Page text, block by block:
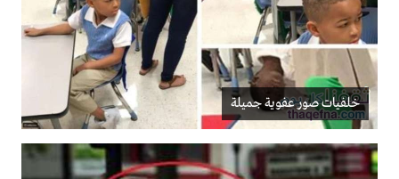
خلفيات صور عفوية جميلة